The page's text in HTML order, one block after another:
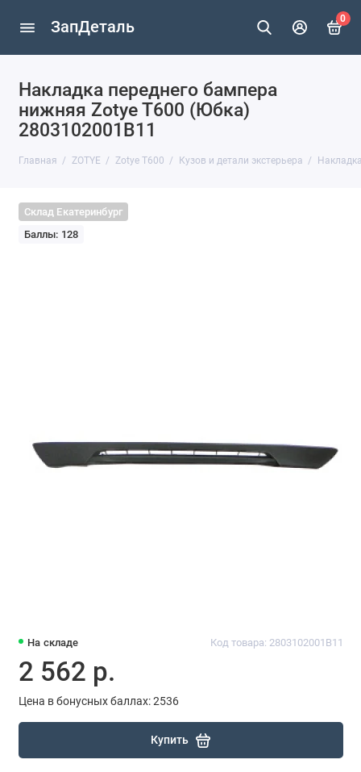
ЗапДеталь 0
Накладка переднего бампера
нижняя Zotye T600 (Юбка)
2803102001B11
Главная ZOTYE Zotye T600 Кузов и детали экстерьера
Склад Екатеринбург
Баллы: 128
На складе Код товара: 2803102001B11
2 562 р.
Цена в бонусных баллах: 2536
Купить